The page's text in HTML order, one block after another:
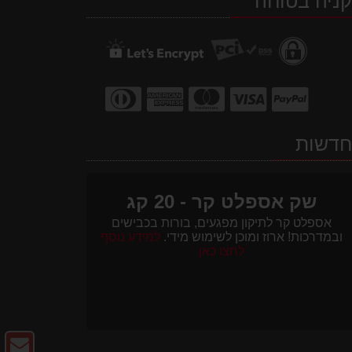
חדשות
שק אספלט קר - 20 קג
אספלט קר לתיקון מפגעים, בורות בכבישים
ובמדרכות! ארוז ומוכן לשימוש מידי.למידע נוסף
לחצו כאן